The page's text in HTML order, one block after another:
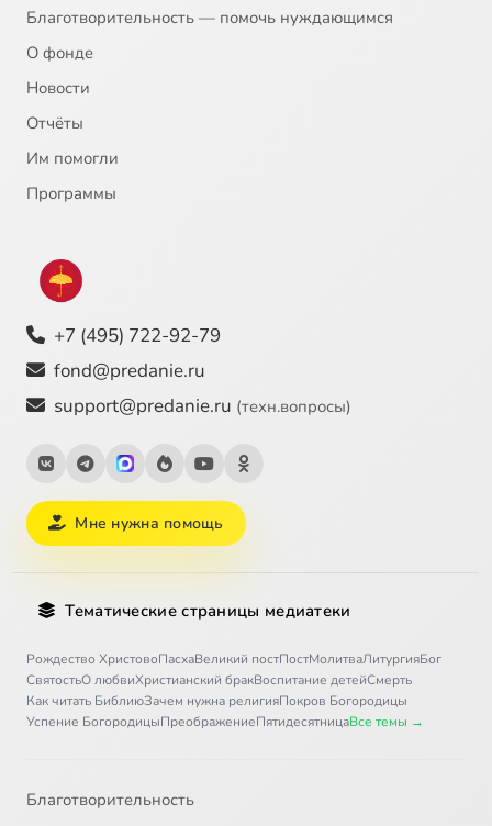
Благотворительность — помочь нуждающимся
О фонде
Новости
Отчёты
Им помогли
Программы
+7 (495) 722-92-79
fond@predanie.ru
support@predanie.ru (техн.вопросы)
Мне нужна помощь
Тематические страницы медиатеки
Рождество ХристовоПасхаВеликий постПостМолитваЛитургияБог
СвятостьО любвиХристианский бракВоспитание детейСмерть
Как читать БиблиюЗачем нужна религияПокров Богородицы
Успение БогородицыПреображениеПятидесятницаВсе темы →
Благотворительность